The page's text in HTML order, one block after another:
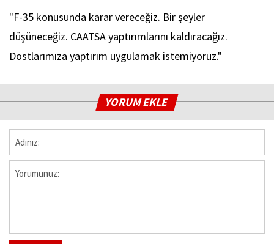
"F-35 konusunda karar vereceğiz. Bir şeyler
düşüneceğiz. CAATSA yaptırımlarını kaldıracağız.
Dostlarımıza yaptırım uygulamak istemiyoruz."
YORUM EKLE